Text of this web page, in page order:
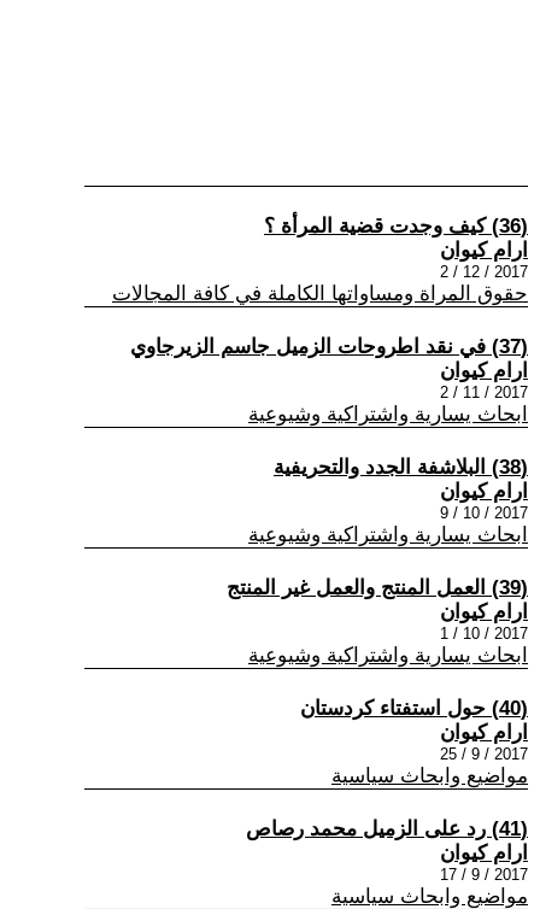
(36) كيف وجدت قضية المرأة ؟
ارام كيوان
2017 / 12 / 2
حقوق المراة ومساواتها الكاملة في كافة المجالات
(37) في نقد اطروحات الزميل جاسم الزيرجاوي
ارام كيوان
2017 / 11 / 2
ابحاث يسارية واشتراكية وشيوعية
(38) البلاشفة الجدد والتحريفية
ارام كيوان
2017 / 10 / 9
ابحاث يسارية واشتراكية وشيوعية
(39) العمل المنتج والعمل غير المنتج
ارام كيوان
2017 / 10 / 1
ابحاث يسارية واشتراكية وشيوعية
(40) حول استفتاء كردستان
ارام كيوان
2017 / 9 / 25
مواضيع وابحاث سياسية
(41) رد على الزميل محمد رصاص
ارام كيوان
2017 / 9 / 17
مواضيع وابحاث سياسية